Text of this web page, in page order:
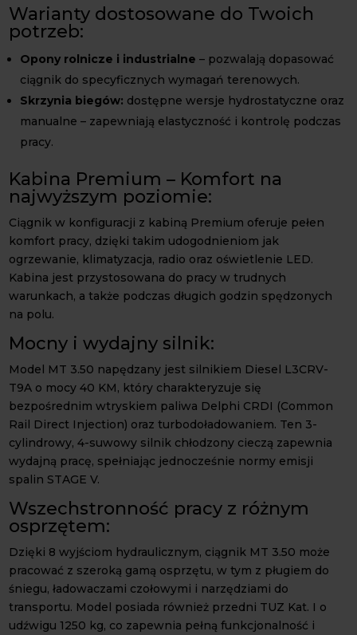
Warianty dostosowane do Twoich
potrzeb:
Opony rolnicze i industrialne – pozwalają dopasować
ciągnik do specyficznych wymagań terenowych.
Skrzynia biegów: dostępne wersje hydrostatyczne oraz
manualne – zapewniają elastyczność i kontrolę podczas
pracy.
Kabina Premium – Komfort na
najwyższym poziomie:
Ciągnik w konfiguracji z kabiną Premium oferuje pełen
komfort pracy, dzięki takim udogodnieniom jak
ogrzewanie, klimatyzacja, radio oraz oświetlenie LED.
Kabina jest przystosowana do pracy w trudnych
warunkach, a także podczas długich godzin spędzonych
na polu.
Mocny i wydajny silnik:
Model MT 3.50 napędzany jest silnikiem Diesel L3CRV-
T9A o mocy 40 KM, który charakteryzuje się
bezpośrednim wtryskiem paliwa Delphi CRDI (Common
Rail Direct Injection) oraz turbodoładowaniem. Ten 3-
cylindrowy, 4-suwowy silnik chłodzony cieczą zapewnia
wydajną pracę, spełniając jednocześnie normy emisji
spalin STAGE V.
Wszechstronność pracy z różnym
osprzętem:
Dzięki 8 wyjściom hydraulicznym, ciągnik MT 3.50 może
pracować z szeroką gamą osprzętu, w tym z pługiem do
śniegu, ładowaczami czołowymi i narzędziami do
transportu. Model posiada również przedni TUZ Kat. I o
udźwigu 1250 kg, co zapewnia pełną funkcjonalność i